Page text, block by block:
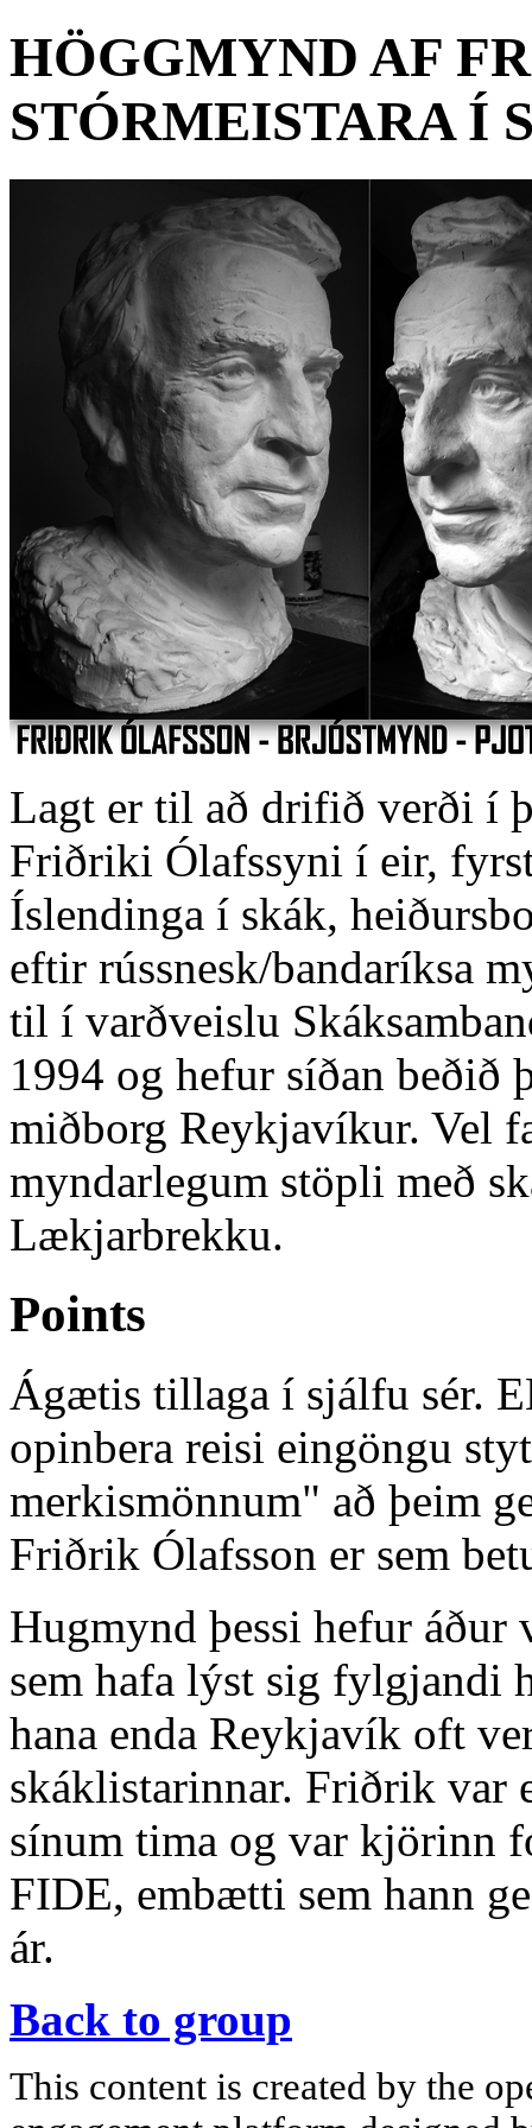
HÖGGMYND AF
STÓRMEISTARA Í
Lagt er til að drifið verði í
Friðriki Ólafssyni í eir,
Íslendinga í skák,
eftir rússnesk/bandaríksa
til í varðveislu
1994 og hefur síðan beðið
miðborg Reykjavíkur. Vel
myndarlegum stöpli með
Lækjarbrekku.
Points
Ágætis tillaga í sjálfu sér.
opinbera reisi eingöngu
merkismönnum" að þeim
Friðrik Ólafsson er sem
Hugmynd þessi hefur
sem hafa lýst sig fylgjandi
hana enda Reykjavík oft
skáklistarinnar. Friðrik var
sínum tima og var kjörinn
FIDE, embætti sem hann
ár.
Back to group
This content is created by the